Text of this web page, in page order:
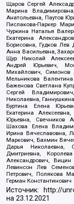
Щаров Сергей
Марина
Анатольевна, Паутов
Пислакова-Паркер
Чуркина Наталья
Екатерина
Борисовна, Гудков
Анна Васильевна,
Щур Николай
Андрей Юрьевич,
Михайлович, Симонов
Мельникова
Баженова Светлана
Сергей
Николаевна,
Буртина Елена
Екатерина
Юрьевна, Свечников
Шахова Елена
Ирина Вячеславовна,
Маркович, Бахмин
Дарья Николаевна,
Дмитриевна,
Александрович,
Левинсон Лев
Петрович, Полякова
Герман Константинович
Источник: http://
на23.12.2021